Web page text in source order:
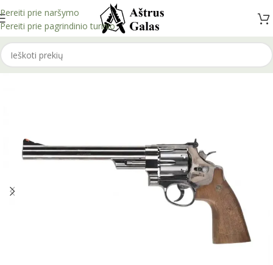
Pereiti prie naršymo
Pereiti prie pagrindinio turinio